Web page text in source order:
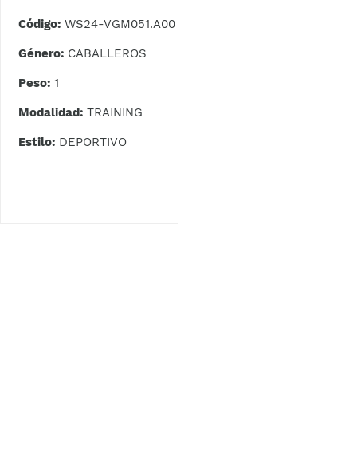
Código:WS24-VGM051.A00
Género: CABALLEROS
Peso:1
Modalidad:TRAINING
Estilo: DEPORTIVO